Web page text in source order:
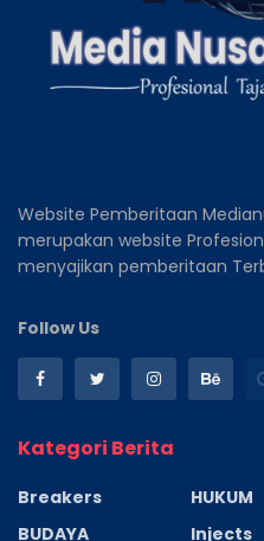
Website Pemberitaan
merupakan website
menyajikan pemberitaan
Follow Us
Kategori Berita
Breakers
BUDAYA
HUKUM
Injects